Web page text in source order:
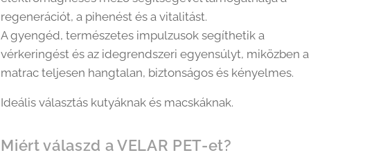
regenerációt, a pihenést és a vitalitást.
A gyengéd, természetes impulzusok segíthetik a
vérkeringést és az idegrendszeri egyensúlyt, miközben a
matrac teljesen hangtalan, biztonságos és kényelmes.
Ideális választás kutyáknak és macskáknak.
Miért válaszd a VELAR PET-et?